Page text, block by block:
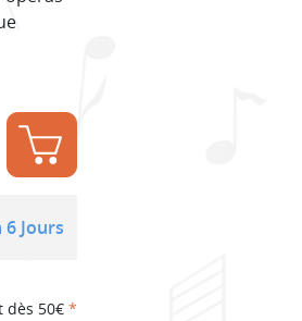
Jours
dès 50€ *